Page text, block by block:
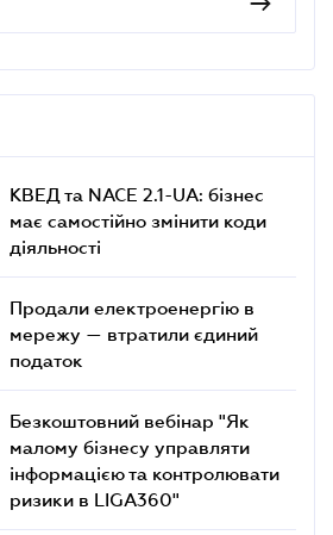
КВЕД та NACE 2.1-UA: бізнес
має самостійно змінити коди
діяльності
Продали електроенергію в
мережу — втратили єдиний
податок
Безкоштовний вебінар "Як
малому бізнесу управляти
інформацією та контролювати
ризики в LIGA360"